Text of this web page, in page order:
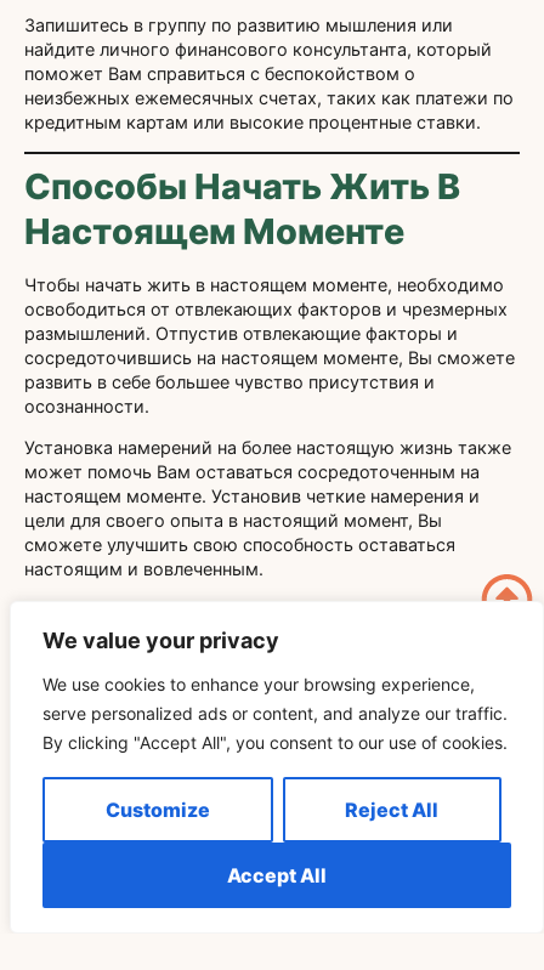
We value your privacy
We use cookies to enhance your browsing experience,
serve personalized ads or content, and analyze our traffic.
By clicking "Accept All", you consent to our use of cookies.
Customize Reject All
Accept All
Запишитесь в группу по развитию мышления или
найдите личного финансового консультанта, который
поможет Вам справиться с беспокойством о
неизбежных ежемесячных счетах, таких как платежи по
кредитным картам или высокие процентные ставки.
Способы Начать Жить В
Настоящем Моменте
Чтобы начать жить в настоящем моменте, необходимо
освободиться от отвлекающих факторов и чрезмерных
размышлений. Отпустив отвлекающие факторы и
сосредоточившись на настоящем моменте, Вы сможете
развить в себе большее чувство присутствия и
осознанности.
Установка намерений на более настоящую жизнь также
может помочь Вам оставаться сосредоточенным на
настоящем моменте. Установив четкие намерения и
цели для своего опыта в настоящий момент, Вы
сможете улучшить свою способность оставаться
настоящим и вовлеченным.
глубокое дыхание, медитация или сканирование тела,
может помочь Вам закрепиться в настоящем моменте и
не дать Вашему разуму заблудиться в прошлом или
будущем. Эти техники могут стать ценными
инструментами на Вашем пути к жизни в настоящем
моменте.
Как Жизнь В Настоящем
Может Изменить Вашу
Жизнь?